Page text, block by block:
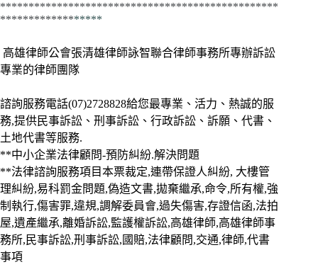
*************************************************
******************
高雄律師公會張清雄律師詠智聯合律師事務所專辦訴訟
專業的律師團隊
諮詢服務電話(07)2728828給您最專業、活力、熱誠的服
務,提供民事訴訟、刑事訴訟、行政訴訟、訴願、代書、
土地代書等服務.
**中小企業法律顧問-預防糾紛.解決問題
**法律諮詢服務項目本票裁定,連帶保證人糾紛, 大樓管
理糾紛,易科罰金問題,偽造文書,拋棄繼承,命令,所有權,強
制執行,傷害罪,違規,調解委員會,過失傷害,存證信函,法拍
屋,遺產繼承,離婚訴訟,監護權訴訟,高雄律師,高雄律師事
務所,民事訴訟,刑事訴訟,國賠,法律顧問,交通,律師,代書
事項